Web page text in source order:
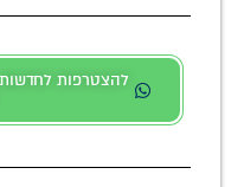
להצטרפות